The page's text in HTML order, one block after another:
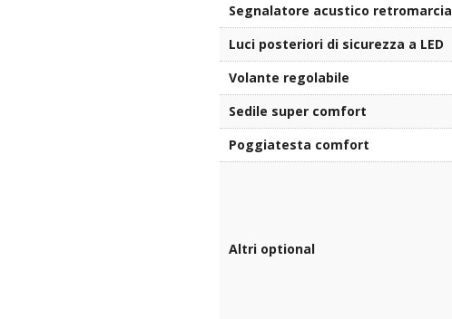
Segnalatore acustico retromarcia
Luci posteriori di sicurezza a LED
Volante regolabile
Sedile super comfort
Poggiatesta comfort
Altri optional